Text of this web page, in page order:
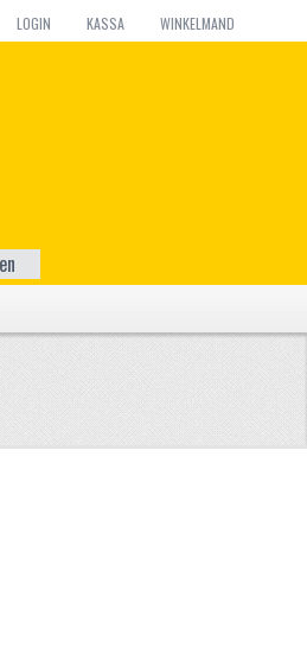
LOGIN KASSA WINKELMAND